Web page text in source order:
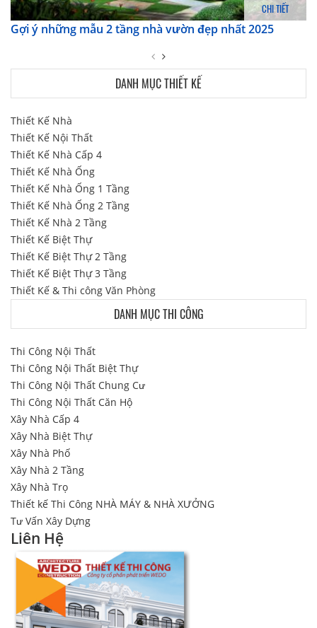
CHI TIẾT
Gợi ý những mẫu 2 tầng nhà vườn đẹp nhất 2025
DANH MỤC THIẾT KẾ
Thiết Kế Nhà
Thiết Kế Nội Thất
Thiết Kế Nhà Cấp 4
Thiết Kế Nhà Ống
Thiết Kế Nhà Ống 1 Tầng
Thiết Kế Nhà Ống 2 Tầng
Thiết Kế Nhà 2 Tầng
Thiết Kế Biệt Thự
Thiết Kế Biệt Thự 2 Tầng
Thiết Kế Biệt Thự 3 Tầng
Thiết Kế & Thi công Văn Phòng
DANH MỤC THI CÔNG
Thi Công Nội Thất
Thi Công Nội Thất Biệt Thự
Thi Công Nội Thất Chung Cư
Thi Công Nội Thất Căn Hộ
Xây Nhà Cấp 4
Xây Nhà Biệt Thự
Xây Nhà Phố
Xây Nhà 2 Tầng
Xây Nhà Trọ
Thiết kế Thi Công NHÀ MÁY & NHÀ XƯỞNG
Tư Vấn Xây Dựng
Liên Hệ